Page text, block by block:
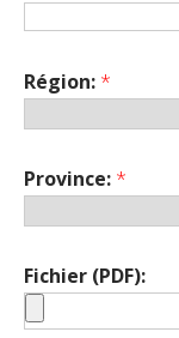
Région: *
Province: *
Fichier (PDF):